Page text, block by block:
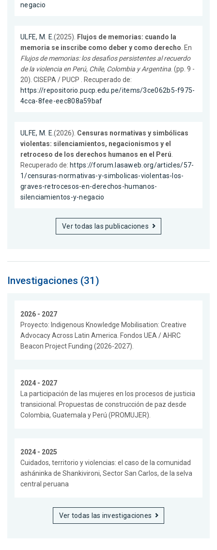
negacio
ULFE, M. E.(2025).
Flujos de memorias: cuando la
memoria se inscribe como deber y como derecho . En
Flujos de memorias: los desafios persistentes al recuerdo
de la violencia en Perú, Chile, Colombia y Argentina . (pp. 9 -
20). CISEPA / PUCP . Recuperado de:
https://repositorio.pucp.edu.pe/items/3ce062b5-f975-
4cca-8fee-eec808a59baf
ULFE, M. E.(2026). Censuras normativas y simbólicas
violentas: silenciamientos, negacionismos y el
retroceso de los derechos humanos en el Perú
Recuperado de: https://forum.lasaweb.org/articles/57-
1/censuras-normativas-y-simbolicas-violentas-los-
graves-retrocesos-en-derechos-humanos-
silenciamientos-y-negacio
Ver todas las publicaciones
Investigaciones (31)
2026 - 2027
Proyecto: Indigenous Knowledge Mobilisation: Creative
Advocacy Across Latin America. Fondos UEA / AHRC
Beacon Project Funding (2026-2027).
2024 - 2027
La participación de las mujeres en los procesos de justicia
transicional. Propuestas de construcción de paz desde
Colombia, Guatemala y Perú (PROMUJER).
2024 - 2025
Cuidados, territorio y violencias: el caso de la comunidad
asháninka de Shankivironi, Sector San Carlos, de la selva
central peruana
Ver todas las investigaciones